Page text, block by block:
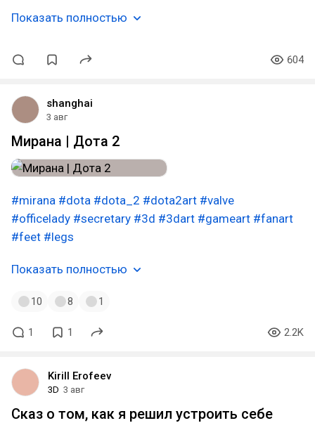
Показать полностью
604
shanghai
3 авг
Мирана | Дота 2
#mirana #dota #dota_2 #dota2art #valve
#officelady #secretary #3d #3dart #gameart #fanart
#feet #legs
Показать полностью
10 8 1
1 1 2.2K
Kirill Erofeev
3D 3 авг
Сказ о том, как я решил устроить себе